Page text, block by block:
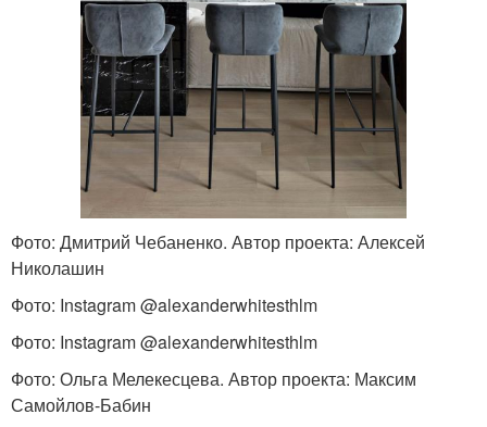
Фото: Дмитрий Чебаненко. Автор проекта: Алексей
Николашин
Фото: Instagram @alexanderwhitesthlm
Фото: Instagram @alexanderwhitesthlm
Фото: Ольга Мелекесцева. Автор проекта: Максим
Самойлов-Бабин